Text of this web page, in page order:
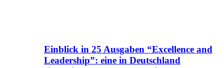
Einblick in 25 Ausgaben “Excellence and
Leadership”: eine in Deutschland